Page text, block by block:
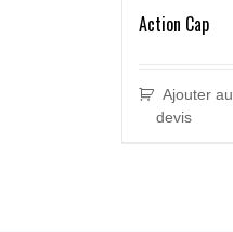
Action Cap
Ajouter au
devis